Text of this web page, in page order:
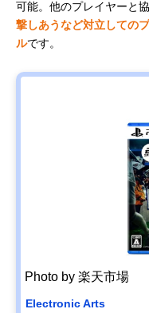
可能。他のプレイヤーと
撃しあうなど対立しての
ルです。
Photo by 楽天市場
Electronic Arts